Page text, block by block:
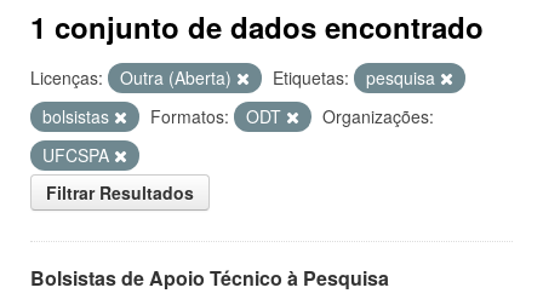
1 conjunto de dados encontrado
Licenças: Outra (Aberta) Etiquetas:
pesquisa
bolsistas
Formatos: ODT
Organizações:
UFCSPA
Filtrar Resultados
Bolsistas de Apoio Técnico à Pesquisa